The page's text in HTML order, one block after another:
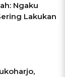
Ngaku
Lakukan